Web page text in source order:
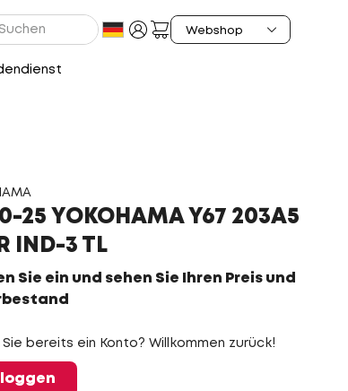
25 YOKOHAMA Y67 203A5
IND-3 TL
Sie ein und sehen Sie Ihren Preis und
Sie bereits ein Konto? Willkommen zurück!